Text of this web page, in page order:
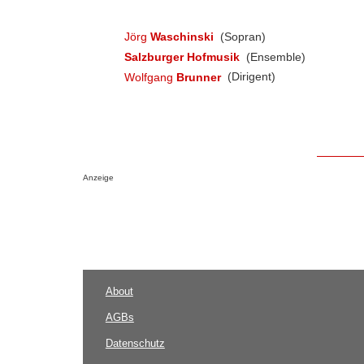
Jörg Waschinski
(Sopran)
Salzburger Hofmusik (Ensemble)
Wolfgang Brunner (Dirigent)
Anzeige
About
AGBs
Datenschutz